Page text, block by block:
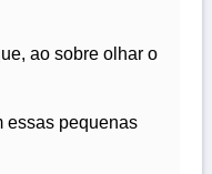
ao sobre olhar o
essas pequenas